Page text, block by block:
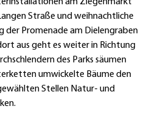
Straße und weihnachtliche
der Promenade am Dielengraben
aus geht es weiter in Richtung
des Parks säumen
umwickelte Bäume den
Stellen Natur- und